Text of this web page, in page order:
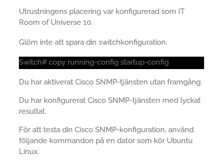
Utrustningens placering var konfigurerad som IT
Room of Universe 10.
Glöm inte att spara din switchkonfiguration.
Switch# copy running-config startup-config
Du har aktiverat Cisco SNMP-tjänsten utan framgång.
Du har konfigurerat Cisco SNMP-tjänsten med lyckat
resultat.
För att testa din Cisco SNMP-konfiguration, använd
följande kommandon på en dator som kör Ubuntu
Linux.